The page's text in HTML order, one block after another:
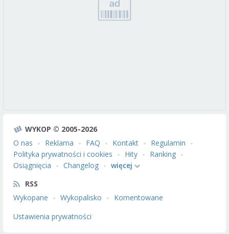
WYKOP © 2005-2026
O nas
Reklama FAQ Kontakt
Regulamin
Polityka prywatności i cookies
Hity
Ranking
Osiągnięcia
Changelog
więcej
RSS
Wykopane
Wykopalisko
Komentowane
Ustawienia prywatności